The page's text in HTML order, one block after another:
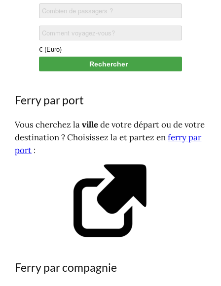
Aland
France
Bretagne
Saint-Martin
Athènes
Crète
Indonésie
Malaisie
Ferry par port
Vous cherchez lavillede votre départ ou de votre
destination ? Choisissez la et partez enferry par
port :
Ferry par compagnie